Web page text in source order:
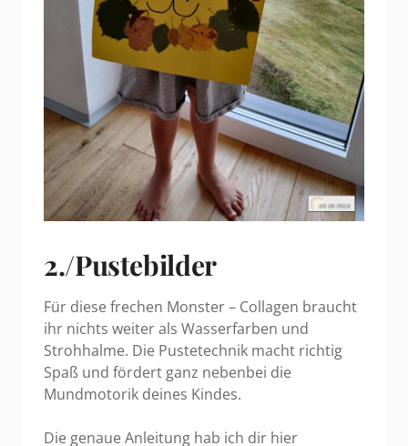
2./Pustebilder
Für diese frechen Monster – Collagen braucht
ihr nichts weiter als Wasserfarben und
Strohhalme. Die Pustetechnik macht richtig
Spaß und fördert ganz nebenbei die
Mundmotorik deines Kindes.
Die genaue Anleitung hab ich dir hier